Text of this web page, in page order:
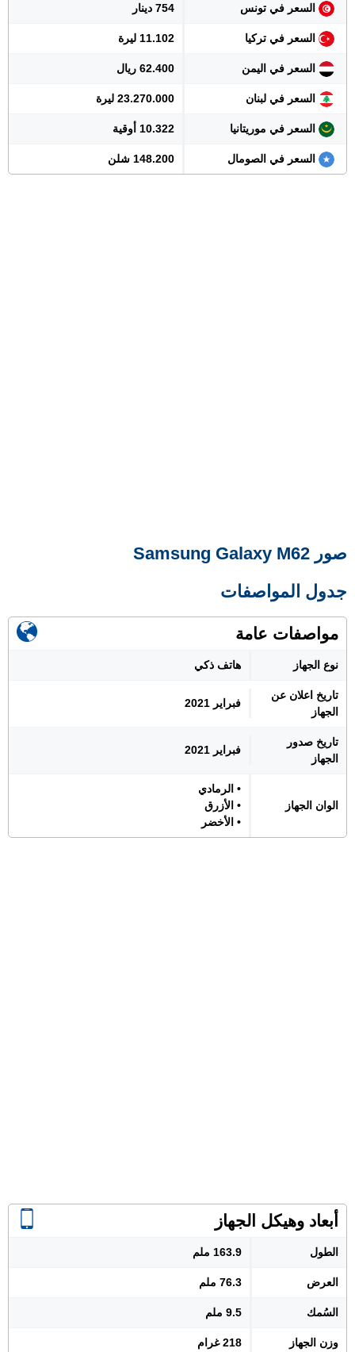
السعر في تونس 754 دينار
السعر في تركيا 11.102 ليرة
السعر في اليمن 62.400 ريال
السعر في لبنان 23.270.000 ليرة
السعر في موريتانيا 10.322 أوقية
السعر في الصومال 148.200 شلن
صور Samsung Galaxy M62
جدول المواصفات
مواصفات عامة
نوع الجهاز هاتف ذكي
تاريخ اعلان عن
الجهاز
فبراير 2021
تاريخ صدور
الجهاز
فبراير 2021
الوان الجهاز
• الرمادي
• الأزرق
• الأخضر
أبعاد وهيكل الجهاز
الطول 163.9 ملم
العرض 76.3 ملم
السُمك 9.5 ملم
وزن الجهاز 218 غرام